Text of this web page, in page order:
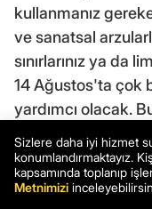
kullanmanız
ve sanatsal
sınırlarınız ya da
14 Ağustos'ta çok
yardımcı olacak.
sürtüşmelere
Venüs-Plüton
problemlerle
Sizlere daha iyi hizmet
konumlandırmaktayız.
kapsamında toplanıp
Metnimizi